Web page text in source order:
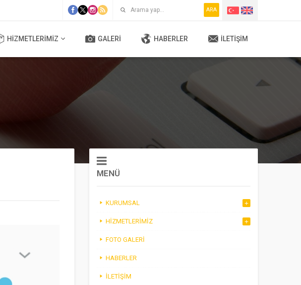
ARA
HIZMETLERIMIZ GALERI HABERLER İLETIŞIM
MENÜ
KURUMSAL
HIZMETLERIMIZ
FOTO GALERI
HABERLER
İLETIŞIM